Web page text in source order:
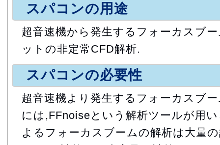
スパコンの用途
超音速機から発生するフォーカスブ
ットの非定常CFD解析.
スパコンの必要性
超音速機より発生するフォーカスブ
には,FFnoiseという解析ツールが用
よるフォーカスブームの解析は大量